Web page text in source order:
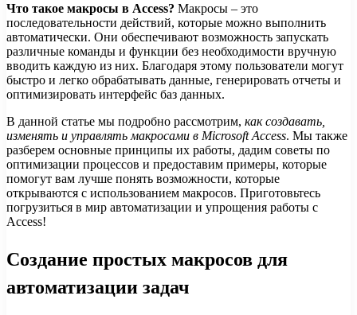
Что такое макросы в Access? Макросы – это
последовательности действий, которые можно выполнить
автоматически. Они обеспечивают возможность запускать
различные команды и функции без необходимости вручную
вводить каждую из них. Благодаря этому пользователи могут
быстро и легко обрабатывать данные, генерировать отчеты и
оптимизировать интерфейс баз данных.
В данной статье мы подробно рассмотрим, как создавать,
изменять и управлять макросами в Microsoft Access. Мы также
разберем основные принципы их работы, дадим советы по
оптимизации процессов и предоставим примеры, которые
помогут вам лучше понять возможности, которые
открываются с использованием макросов. Приготовьтесь
погрузиться в мир автоматизации и упрощения работы с
Access!
Создание простых макросов для
автоматизации задач